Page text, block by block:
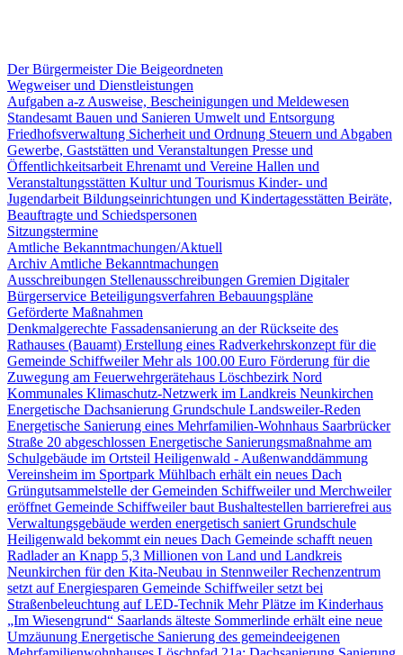
Der BürgermeisterDie Beigeordneten
Wegweiser und Dienstleistungen
Aufgaben a-z Ausweise, Bescheinigungen und Meldewesen
Standesamt Bauen und Sanieren Umwelt und Entsorgung
Friedhofsverwaltung Sicherheit und Ordnung Steuern und Abgaben
Gewerbe, Gaststätten und Veranstaltungen Presse und
Öffentlichkeitsarbeit Ehrenamt und Vereine Hallen und
Veranstaltungsstätten Kultur und Tourismus Kinder- und
Jugendarbeit Bildungseinrichtungen und Kindertagesstätten Beiräte,
Beauftragte und Schiedspersonen
Sitzungstermine
Amtliche Bekanntmachungen/Aktuell
Archiv Amtliche Bekanntmachungen
Ausschreibungen Stellenausschreibungen Gremien Digitaler
Bürgerservice Beteiligungsverfahren Bebauungspläne
Geförderte Maßnahmen
Denkmalgerechte Fassadensanierung an der Rückseite des
Rathauses (Bauamt) Erstellung eines Radverkehrskonzept für die
Gemeinde SchiffweilerMehr als 100.00 Euro Förderung für die
Zuwegung am Feuerwehrgerätehaus Löschbezirk Nord
Kommunales Klimaschutz-Netzwerk im Landkreis Neunkirchen
Energetische Dachsanierung Grundschule Landsweiler-Reden
Energetische Sanierung eines Mehrfamilien-Wohnhaus Saarbrücker
Straße 20 abgeschlossen Energetische Sanierungsmaßnahme am
Schulgebäude im Ortsteil Heiligenwald - Außenwanddämmung
Vereinsheim im Sportpark Mühlbach erhält ein neues Dach
Grüngutsammelstelle der Gemeinden Schiffweiler und Merchweiler
eröffnet Gemeinde Schiffweiler baut Bushaltestellen barrierefrei aus
Verwaltungsgebäude werden energetisch saniert Grundschule
Heiligenwald bekommt ein neues Dach Gemeinde schafft neuen
Radlader an Knapp 5,3 Millionen von Land und Landkreis
Neunkirchen für den Kita-Neubau in StennweilerRechenzentrum
setzt auf Energiesparen Gemeinde Schiffweiler setzt bei
Straßenbeleuchtung auf LED-Technik Mehr Plätze im Kinderhaus
„Im Wiesengrund“ Saarlands älteste Sommerlinde erhält eine neue
Umzäunung Energetische Sanierung des gemeindeeigenen